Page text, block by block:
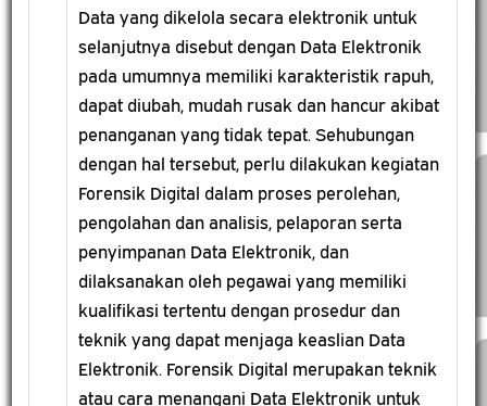
Data yang dikelola secara elektronik untuk
selanjutnya disebut dengan Data Elektronik
pada umumnya memiliki karakteristik rapuh,
dapat diubah, mudah rusak dan hancur akibat
penanganan yang tidak tepat. Sehubungan
dengan hal tersebut, perlu dilakukan kegiatan
Forensik Digital dalam proses perolehan,
pengolahan dan analisis, pelaporan serta
penyimpanan Data Elektronik, dan
dilaksanakan oleh pegawai yang memiliki
kualifikasi tertentu dengan prosedur dan
teknik yang dapat menjaga keaslian Data
Elektronik. Forensik Digital merupakan teknik
atau cara menangani Data Elektronik untuk